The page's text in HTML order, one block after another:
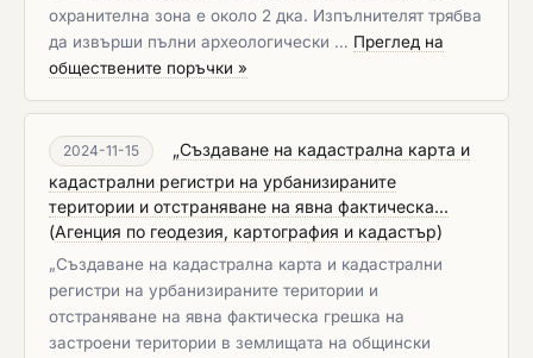
охранителна зона е около 2 дка. Изпълнителят трябва
да извърши пълни археологически … Преглед на
обществените поръчки »
2024-11-15
„Създаване на кадастрална карта и
кадастрални регистри на урбанизираните
територии и отстраняване на явна фактическа...
(Агенция по геодезия, картография и кадастър)
„Създаване на кадастрална карта и кадастрални
регистри на урбанизираните територии и
отстраняване на явна фактическа грешка на
застроени територии в землищата на общински